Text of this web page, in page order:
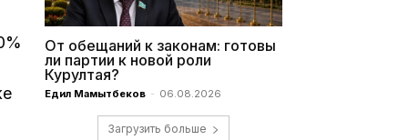
От обещаний к законам: готовы
ли партии к новой роли
Курултая?
Едил Мамытбеков - 06.08.2026
Загрузить больше